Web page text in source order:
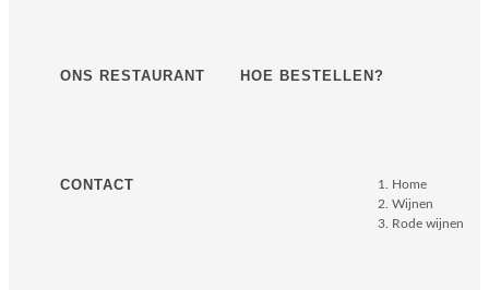
ONS RESTAURANT HOE BESTELLEN?
CONTACT
Home
Wijnen
Rode wijnen